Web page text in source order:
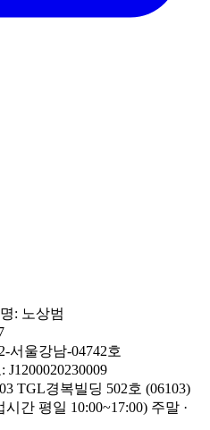
: 노상범
서울강남-04742호
J1200020230009
TGL경복빌딩 502호 (06103)
시간 평일 10:00~17:00) 주말 ·